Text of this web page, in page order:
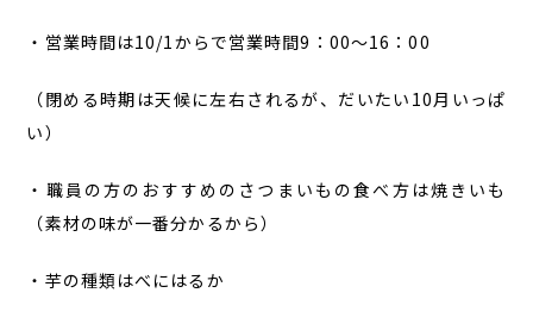
・営業時間は10/1からで営業時間9：00～16：00
（閉める時期は天候に左右されるが、だいたい10月いっぱ
い）
・職員の方のおすすめのさつまいもの食べ方は焼きいも
（素材の味が一番分かるから）
・芋の種類はべにはるか